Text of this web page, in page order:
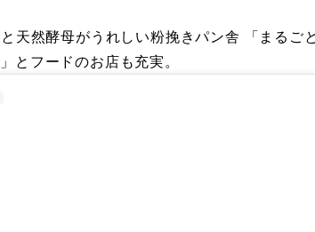
天然酵母がうれしい粉挽きパン舎 「まる
とフードのお店も充実。